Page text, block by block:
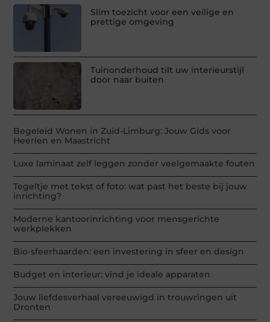
Slim toezicht voor een veilige en
prettige omgeving
Tuinonderhoud tilt uw interieurstijl
door naar buiten
Begeleid Wonen in Zuid-Limburg: Jouw Gids voor
Heerlen en Maastricht
Luxe laminaat zelf leggen zonder veelgemaakte fouten
Tegeltje met tekst of foto: wat past het beste bij jouw
inrichting?
Moderne kantoorinrichting voor mensgerichte
werkplekken
Bio-sfeerhaarden: een investering in sfeer en design
Budget en interieur: vind je ideale apparaten
Jouw liefdesverhaal vereeuwigd in trouwringen uit
Dronten